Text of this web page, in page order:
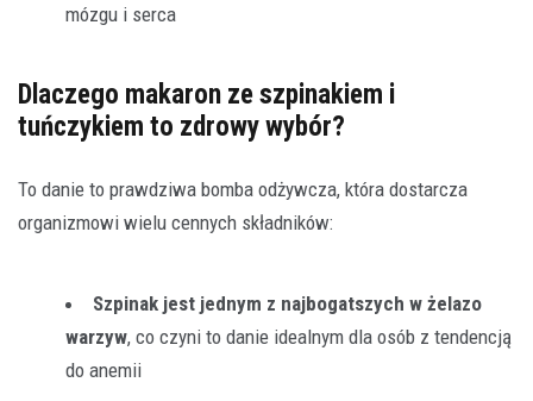
mózgu i serca
Dlaczego makaron ze szpinakiem i
tuńczykiem to zdrowy wybór?
To danie to prawdziwa bomba odżywcza, która dostarcza
organizmowi wielu cennych składników:
Szpinak jest jednym z najbogatszych w żelazo
warzyw, co czyni to danie idealnym dla osób z tendencją
do anemii